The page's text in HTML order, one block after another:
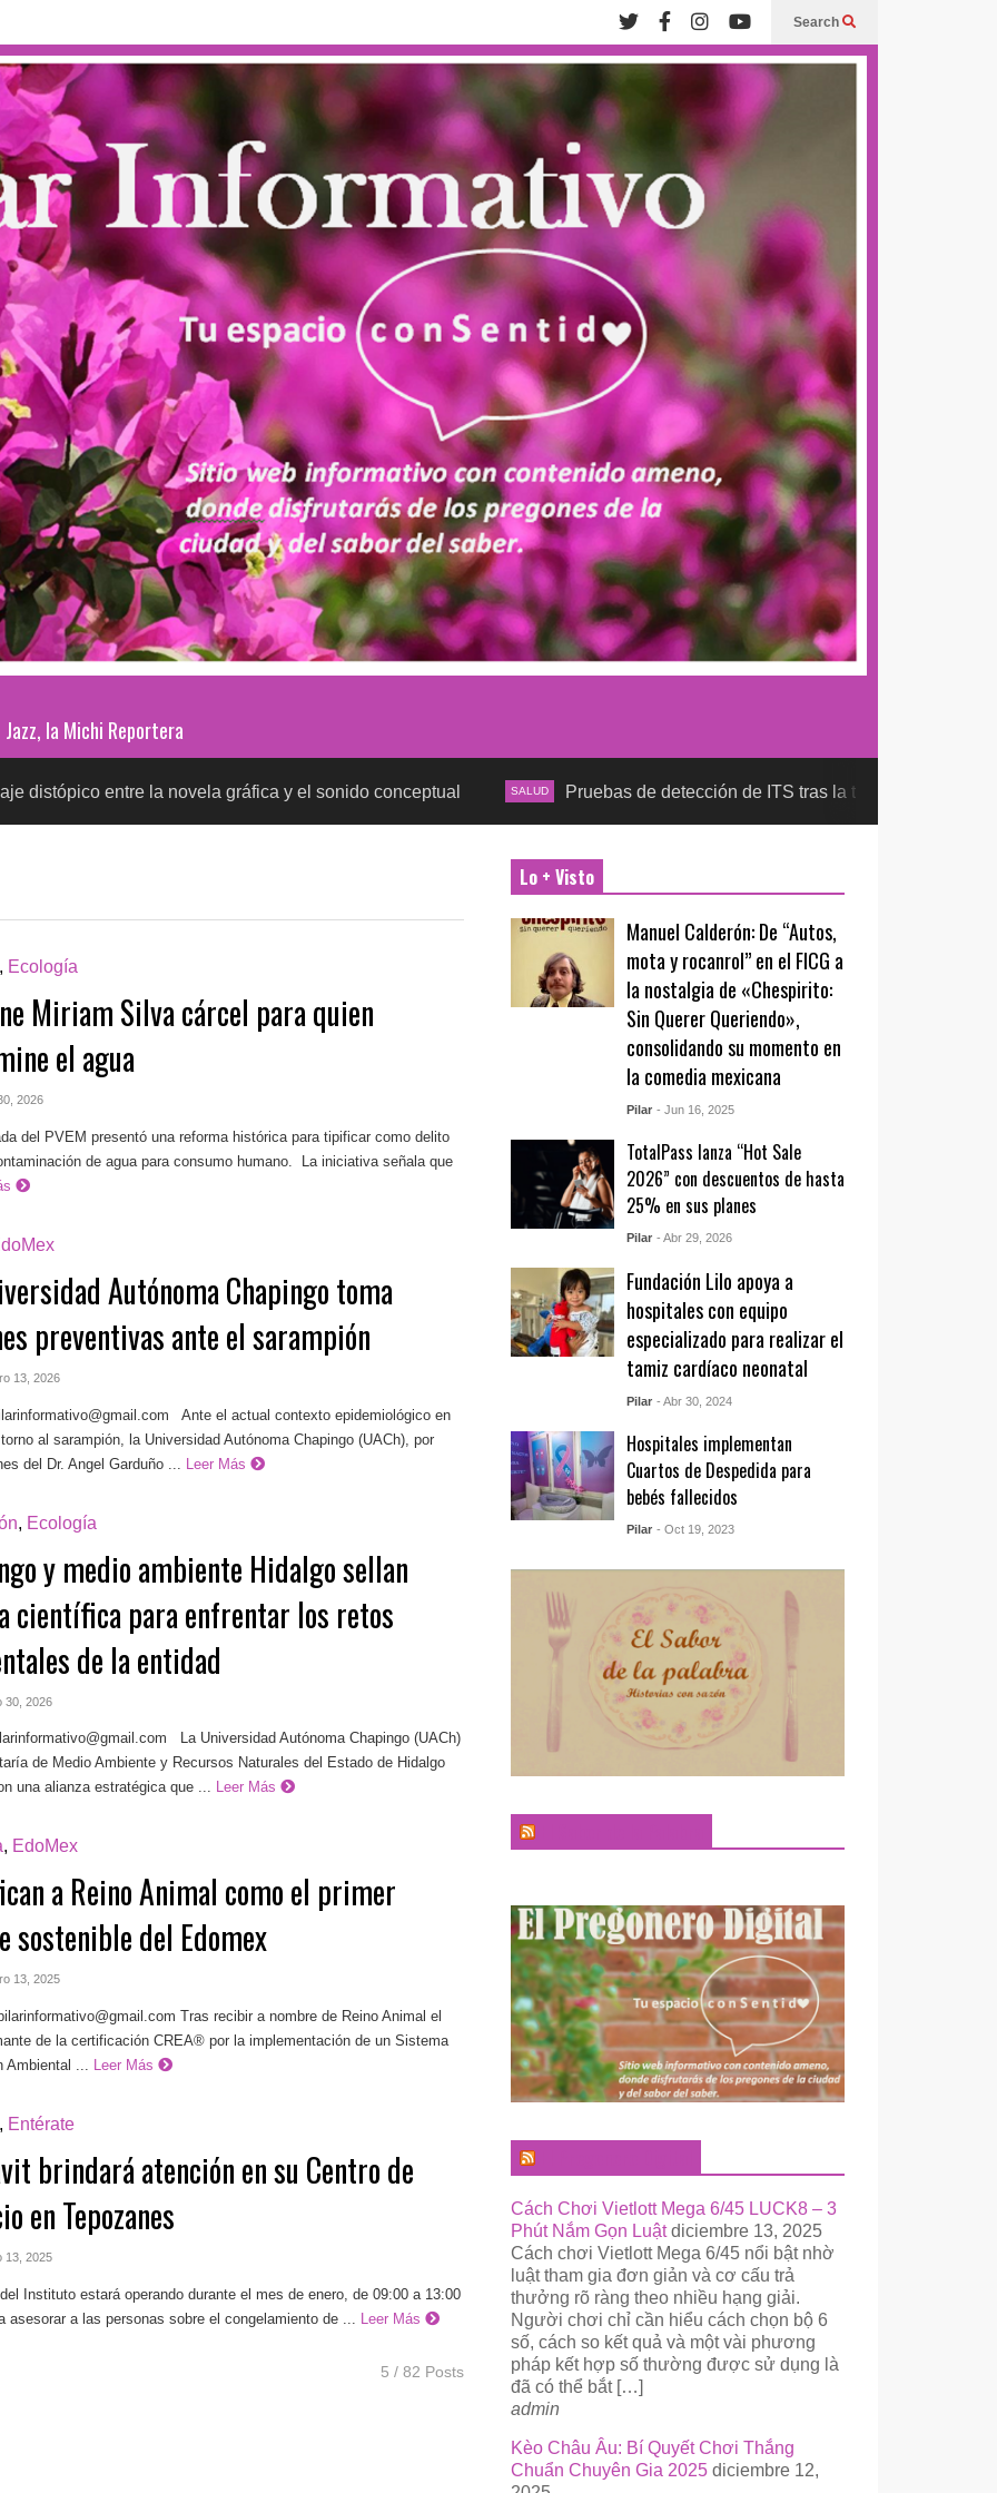
Search
Jazz, la Michi Reportera
entre la novela gráfica y el sonido conceptual SALUD Pruebas de detección de ITS tras la temporada futbolera,
Ecología
Miriam Silva cárcel para quien
el agua
2026
del PVEM presentó una reforma histórica para tipificar como delito
de agua para consumo humano. La iniciativa señala que
Autónoma Chapingo toma
preventivas ante el sarampión
13, 2026
Ante el actual contexto epidemiológico en
al sarampión, la Universidad Autónoma Chapingo (UACh), por
del Dr. Angel Garduño ...
Leer Más
, Ecología
y medio ambiente Hidalgo sellan
científica para enfrentar los retos
de la entidad
30, 2026
La Universidad Autónoma Chapingo (UACh)
de Medio Ambiente y Recursos Naturales del Estado de Hidalgo
una alianza estratégica que ... Leer Más
, EdoMex
a Reino Animal como el primer
sostenible del Edomex
13, 2025
Tras recibir a nombre de Reino Animal el
de la certificación CREA® por la implementación de un Sistema
Ambiental ... Leer Más
Entérate
brindará atención en su Centro de
en Tepozanes
13, 2025
Instituto estará operando durante el mes de enero, de 09:00 a 13:00
asesorar a las personas sobre el congelamiento de ... Leer Más
5 / 82 Posts
Lo + Visto
Manuel Calderón: De “Autos,
mota y rocanrol” en el FICG a
la nostalgia de «Chespirito:
Sin Querer Queriendo»,
consolidando su momento en
la comedia mexicana
Pilar - Jun 16, 2025
TotalPass lanza “Hot Sale
2026” con descuentos de hasta
25% en sus planes
Pilar - Abr 29, 2026
Fundación Lilo apoya a
hospitales con equipo
especializado para realizar el
tamiz cardíaco neonatal
Pilar - Abr 30, 2024
Hospitales implementan
Cuartos de Despedida para
bebés fallecidos
Pilar - Oct 19, 2023
Cách Chơi Vietlott Mega 6/45 LUCK8 – 3
Phút Nắm Gọn Luật diciembre 13, 2025
Cách chơi Vietlott Mega 6/45 nổi bật nhờ
luật tham gia đơn giản và cơ cấu trả
thưởng rõ ràng theo nhiều hạng giải.
Người chơi chỉ cần hiểu cách chọn bộ 6
số, cách so kết quả và một vài phương
pháp kết hợp số thường được sử dụng là
đã có thể bắt […]
admin
Kèo Châu Âu: Bí Quyết Chơi Thắng
Chuẩn Chuyên Gia 2025 diciembre 12,